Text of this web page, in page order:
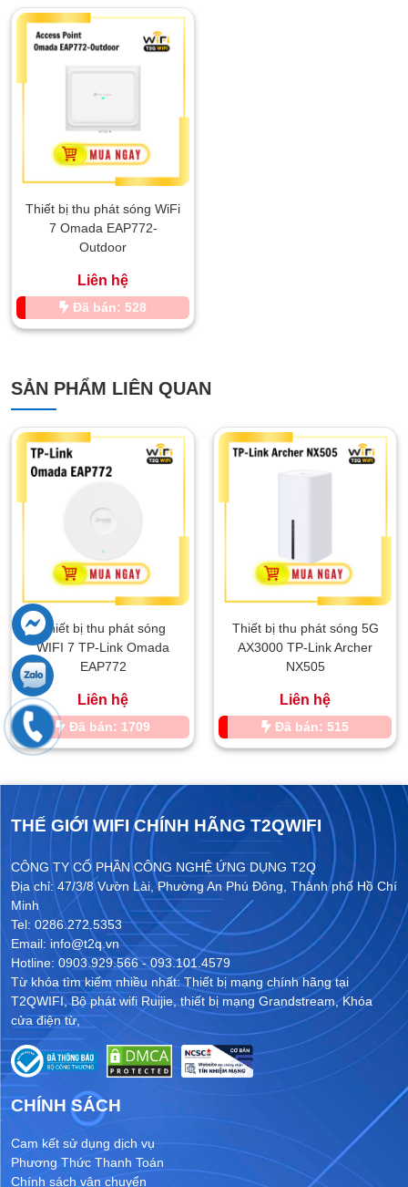
Thiết bị thu phát sóng WiFi
7 Omada EAP772-
Outdoor
Liên hệ
Đã bán: 528
SẢN PHẨM LIÊN QUAN
Thiết bị thu phát sóng
WIFI 7 TP-Link Omada
EAP772
Liên hệ
Đã bán: 1709
Thiết bị thu phát sóng 5G
AX3000 TP-Link Archer
NX505
Liên hệ
Đã bán: 515
THẾ GIỚI WIFI CHÍNH HÃNG T2QWIFI
CÔNG TY CỔ PHẦN CÔNG NGHỆ ỨNG DỤNG T2Q
Địa chỉ: 47/3/8 Vườn Lài, Phường An Phú Đông, Thành phố Hồ Chí
Minh
Tel: 0286.272.5353
Email: info@t2q.vn
Hotline: 0903.929.566 - 093.101.4579
Từ khóa tìm kiếm nhiều nhất:Thiết bị mạng chính hãng tại
T2QWIFI,Bộ phát wifi Ruijie,thiết bị mạng Grandstream,Khóa
cửa điện từ,
CHÍNH SÁCH
Cam kết sử dụng dịch vụ
Phương Thức Thanh Toán
Chính sách vận chuyển